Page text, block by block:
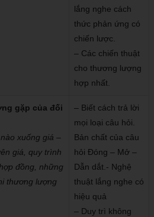
lắng nghe cách
thức phản ứng có
chiến lược.
– Các chiến thuật
cho thương lượng
hợp nhất.
gặp của đối
xuống giá –
giá, quy trình
đồng, những
thương lượng
– Biết cách trả lời
mọi loại câu hỏi.
Bản chất của câu
hỏi Đóng – Mở –
Dẫn dắt.- Nghệ
thuật lắng nghe có
hiệu quả
– Duy trì không